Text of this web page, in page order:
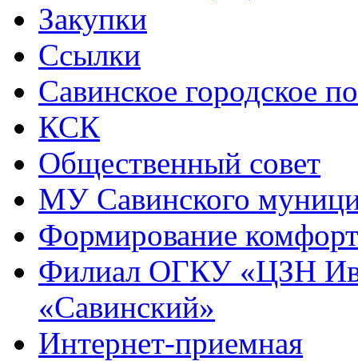
Закупки
Ссылки
Савинское городское
КСК
Общественный совет
МУ Савинского
Формирование
Филиал ОГКУ «ЦЗН
«Савинский»
Интернет-приемная